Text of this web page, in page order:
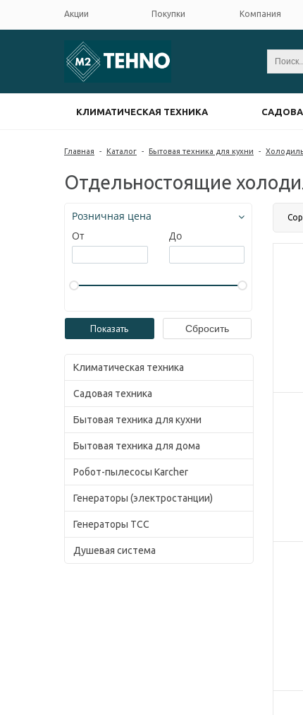
Акции Покупки Компания
КЛИМАТИЧЕСКАЯ ТЕХНИКА
Главная - Каталог - Бытовая техника для кухни -
Отдельностоящие
Розничная цена
От
До
Климатическая техника
Садовая техника
Бытовая техника для кухни
Бытовая техника для дома
Робот-пылесосы Karcher
Генераторы (электростанции)
Генераторы ТСС
Душевая система